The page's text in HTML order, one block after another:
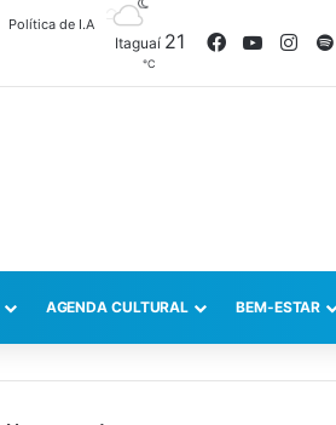
Política de I.A
Itaguaí 21
℃
FacebookYouTube
AGENDA CULTURAL BEM-ESTAR